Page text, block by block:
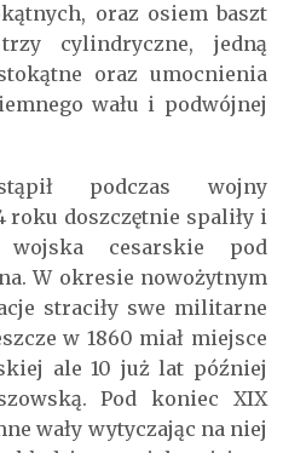
oraz osiem baszt
cylindryczne, jedną
oraz umocnienia
wału i podwójnej
podczas wojny
roku doszczętnie spaliły i
wojska cesarskie pod
W okresie nowożytnym
straciły swe militarne
w 1860 miał miejsce
ale 10 już lat później
Pod koniec XIX
wały wytyczając na niej